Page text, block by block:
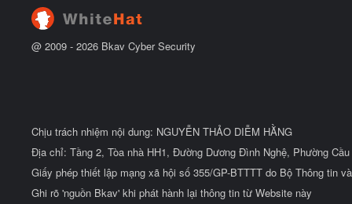
@ 2009 - 2026 Bkav Cyber Security
Chịu trách nhiệm nội dung: NGUYỄN THẢO DIỄM HẰNG
Địa chỉ: Tầng 2, Tòa nhà HH1, Đường Dương Đình Nghệ, Phường
Giấy phép thiết lập mạng xã hội số 355/GP-BTTTT do Bộ Thông tin
Ghi rõ 'nguồn Bkav' khi phát hành lại thông tin từ Website này